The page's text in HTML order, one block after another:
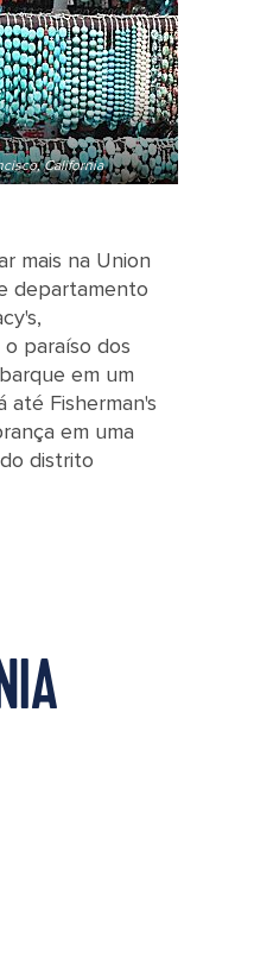
California
mais na Union
departamento
paraíso dos
em um
até Fisherman's
em uma
distrito